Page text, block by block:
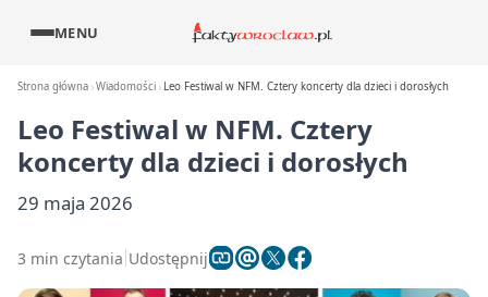
MENU
Strona główna Wiadomości Leo Festiwal w NFM. Cztery koncerty dla dzieci i dorosłych
Leo Festiwal w NFM. Cztery
koncerty dla dzieci i dorosłych
29 maja 2026
3 min czytania Udostępnij